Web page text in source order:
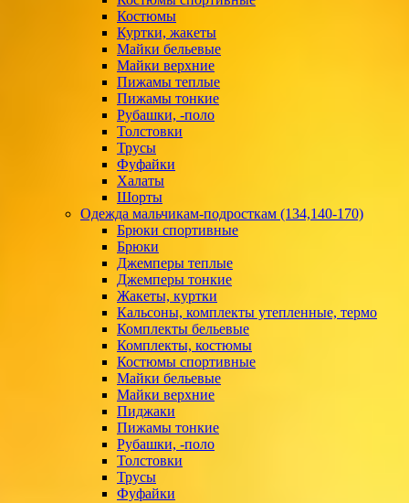
Костюмы
Куртки, жакеты
Майки бельевые
Майки верхние
Пижамы теплые
Пижамы тонкие
Рубашки, -поло
Толстовки
Трусы
Фуфайки
Халаты
Шорты
Одежда мальчикам-подросткам (134,140-170)
Брюки спортивные
Брюки
Джемперы теплые
Джемперы тонкие
Жакеты, куртки
Кальсоны, комплекты утепленные, термо
Комплекты бельевые
Комплекты, костюмы
Костюмы спортивные
Майки бельевые
Майки верхние
Пиджаки
Пижамы тонкие
Рубашки, -поло
Толстовки
Трусы
Фуфайки